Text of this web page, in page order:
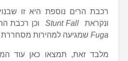
רכבת הרים נוספת היא זו
ונקראת Stunt Fall וכן רכבת
Fuga שמגיעה למהירות מסחררת של 83
מלבד זאת, תמצאו כאן עוד